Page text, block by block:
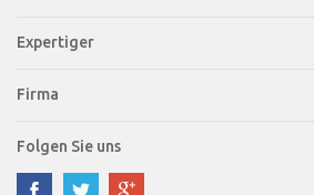
Expertiger
Firma
Folgen Sie uns